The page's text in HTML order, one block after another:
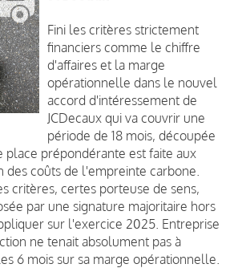
Fini les critères strictement
financiers comme le chiffre
d'affaires et la marge
opérationnelle dans le nouvel
accord d'intéressement de
JCDecaux qui va couvrir une
période de 18 mois, découpée
place prépondérante est faite aux
des coûts de l'empreinte carbone.
critères, certes porteuse de sens,
par une signature majoritaire hors
sur l'exercice 2025. Entreprise
ne tenait absolument pas à
6 mois sur sa marge opérationnelle.